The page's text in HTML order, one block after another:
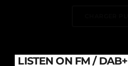
LISTEN ON FM / DAB+